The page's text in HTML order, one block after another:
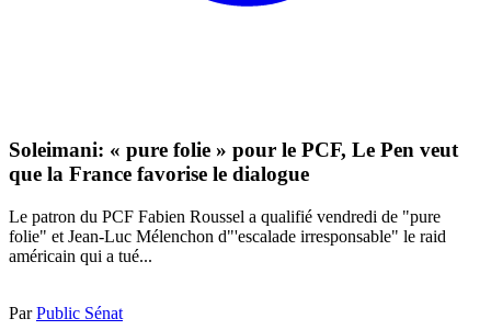
Soleimani: « pure folie » pour le PCF, Le Pen veut
que la France favorise le dialogue
Le patron du PCF Fabien Roussel a qualifié vendredi de "pure
folie" et Jean-Luc Mélenchon d"'escalade irresponsable" le raid
américain qui a tué...
ParPublic Sénat